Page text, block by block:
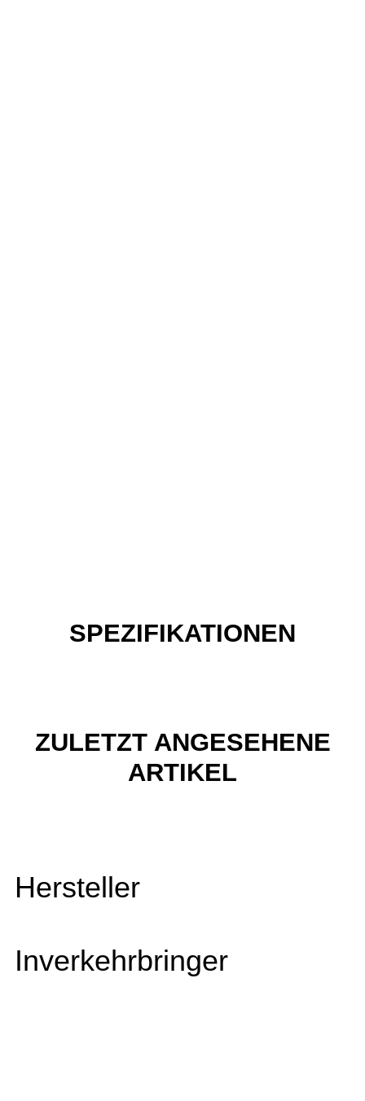
SPEZIFIKATIONEN
ZULETZT ANGESEHENE
ARTIKEL
Hersteller
Inverkehrbringer